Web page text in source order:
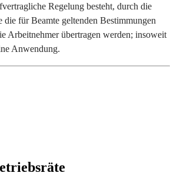
Regelung besteht, durch die
die für Beamte geltenden Bestimmungen
Arbeitnehmer übertragen werden; insoweit
Anwendung.